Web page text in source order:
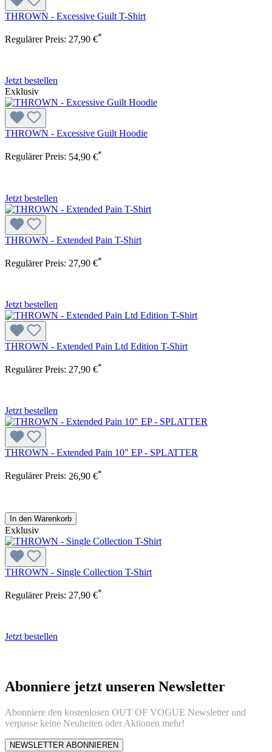
THROWN - Excessive Guilt T-Shirt
Regulärer Preis: 27,90 €*
Jetzt bestellen
Exklusiv
THROWN - Excessive Guilt Hoodie
Regulärer Preis: 54,90 €*
Jetzt bestellen
THROWN - Extended Pain T-Shirt
Regulärer Preis: 27,90 €*
Jetzt bestellen
THROWN - Extended Pain Ltd Edition T-Shirt
Regulärer Preis: 27,90 €*
Jetzt bestellen
THROWN - Extended Pain 10" EP - SPLATTER
Regulärer Preis: 26,90 €*
In den Warenkorb
Exklusiv
THROWN - Single Collection T-Shirt
Regulärer Preis: 27,90 €*
Jetzt bestellen
Abonniere jetzt unseren Newsletter
Abonniere den kostenlosen OUT OF VOGUE Newsletter und
verpasse keine Neuheiten oder Aktionen mehr!
NEWSLETTER ABONNIEREN